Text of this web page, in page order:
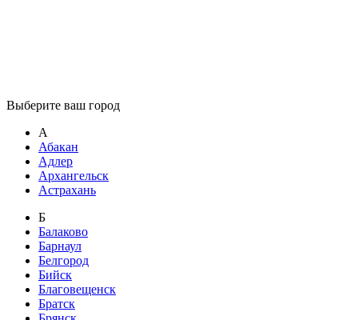
Выберите ваш город
А
Абакан
Адлер
Архангельск
Астрахань
Б
Балаково
Барнаул
Белгород
Бийск
Благовещенск
Братск